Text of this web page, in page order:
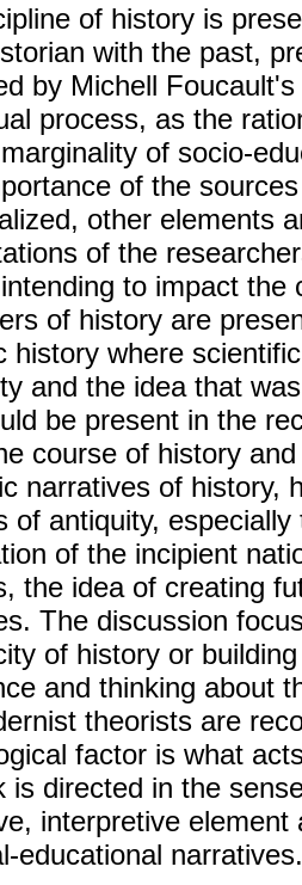
of history is
with the past,
by Michell
process, as the
of socio-
of the
other elements
of the
to impact
of history are
history where
and the idea that
be present in the
course of history
narratives of history,
of antiquity,
of the incipient
the idea of ​​​​creating
The discussion
of history or
and thinking about
theorists are
factor is what
is directed in the
interpretive
educational narratives.